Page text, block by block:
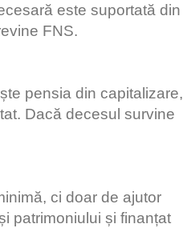
este suportată din
FNS.
pensia din capitalizare,
Dacă decesul survine
ci doar de ajutor
patrimoniului și finanțat